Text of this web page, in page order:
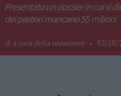
Presentato un dossier in cui si
dei pastori mancano 55 milioni
a cura della redazione • 02/10/